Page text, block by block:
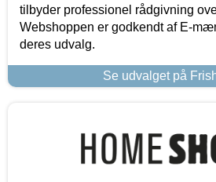
tilbyder professionel rådgivning
Webshoppen er godkendt af E-
deres udvalg.
Se udvalget på